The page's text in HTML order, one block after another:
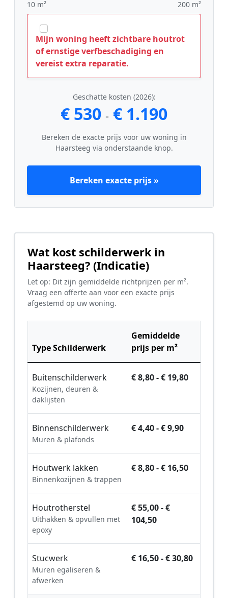
10 m² 200 m²
Mijn woning heeft zichtbare houtrot
of ernstige verfbeschadiging en
vereist extra reparatie.
Geschatte kosten (2026):
€ 530 - € 1.190
Bereken de exacte prijs voor uw woning in
Haarsteeg via onderstaande knop.
Bereken exacte prijs »
Wat kost schilderwerk in
Haarsteeg? (Indicatie)
Let op: Dit zijn gemiddelde richtprijzen per m².
Vraag een offerte aan voor een exacte prijs
afgestemd op uw woning.
Type Schilderwerk
Gemiddelde
prijs per m²
Buitenschilderwerk
Kozijnen, deuren &
daklijsten
€ 8,80 - € 19,80
Binnenschilderwerk
Muren & plafonds
€ 4,40 - € 9,90
Houtwerk lakken
Binnenkozijnen & trappen
€ 8,80 - € 16,50
Houtrotherstel
Uithakken & opvullen met
epoxy
€ 55,00 - €
104,50
Stucwerk
Muren egaliseren &
afwerken
€ 16,50 - € 30,80